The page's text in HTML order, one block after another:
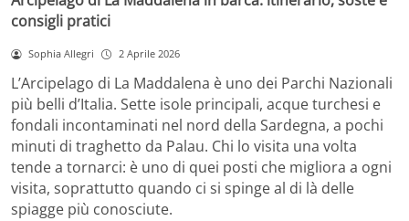
consigli pratici
Sophia Allegri 2 Aprile 2026
L’Arcipelago di La Maddalena è uno dei Parchi Nazionali
più belli d’Italia. Sette isole principali, acque turchesi e
fondali incontaminati nel nord della Sardegna, a pochi
minuti di traghetto da Palau. Chi lo visita una volta
tende a tornarci: è uno di quei posti che migliora a ogni
visita, soprattutto quando ci si spinge al di là delle
spiagge più conosciute.